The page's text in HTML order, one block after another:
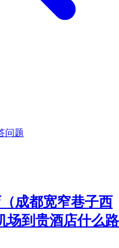
问题
成都宽窄巷子西
场到贵酒店什么路